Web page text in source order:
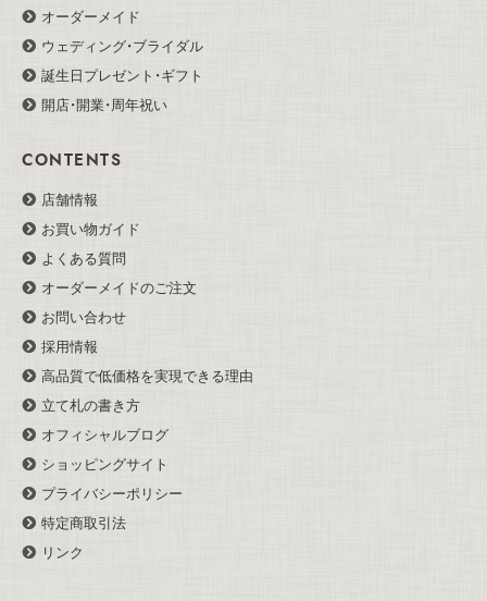
オーダーメイド
ウェディング・ブライダル
誕生日プレゼント・ギフト
開店・開業・周年祝い
CONTENTS
店舗情報
お買い物ガイド
よくある質問
オーダーメイドのご注文
お問い合わせ
採用情報
高品質で低価格を実現できる理由
立て札の書き方
オフィシャルブログ
ショッピングサイト
プライバシーポリシー
特定商取引法
リンク